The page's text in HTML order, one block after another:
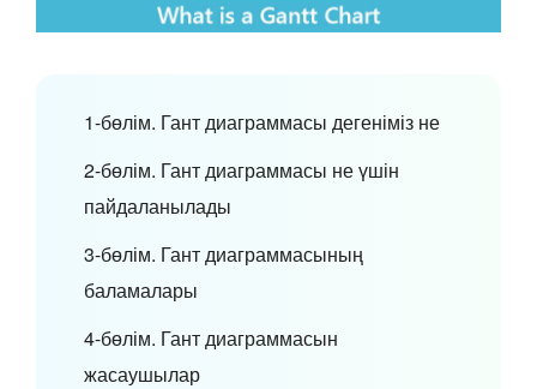
1-бөлім. Гант диаграммасы дегеніміз не
2-бөлім. Гант диаграммасы не үшін
пайдаланылады
3-бөлім. Гант диаграммасының
баламалары
4-бөлім. Гант диаграммасын
жасаушылар